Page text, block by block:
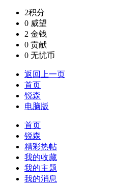
2积分
0 威望
2 金钱
0 贡献
0 无忧币
返回上一页
首页
锐森
电脑版
首页
锐森
精彩热帖
我的收藏
我的主题
我的消息